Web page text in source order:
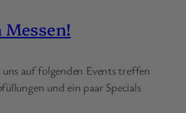
auf folgenden Events treffen
und ein paar Specials